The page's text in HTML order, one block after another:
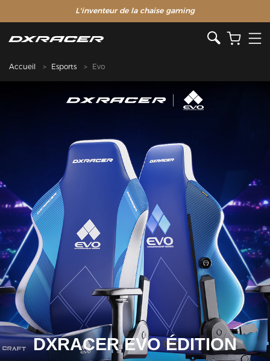
L'inventeur de la chaise gaming
Accueil Esports Evo
DXRACER EVO ÉDITION